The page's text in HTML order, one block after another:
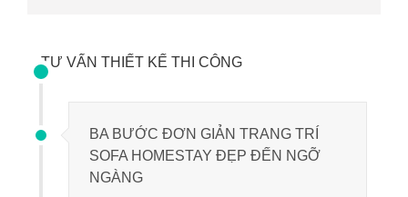
TƯ VẤN THIẾT KẾ THI CÔNG
BA BƯỚC ĐƠN GIẢN TRANG TRÍ
SOFA HOMESTAY ĐẸP ĐẾN NGỠ
NGÀNG